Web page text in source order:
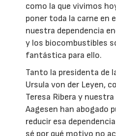
como la que vivimos
poner toda la carne en
nuestra dependencia
y los biocombustibles
fantástica para ello.
Tanto la presidenta de
Ursula von der Leyen,
Teresa Ribera y
Aagesen han abogado
reducir esa
sé por qué motivo no